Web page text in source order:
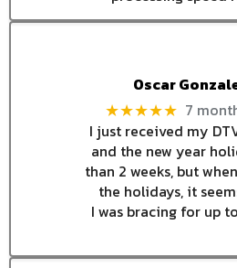
Oscar
★★★★★ 7
I just received my
and the new year
than 2 weeks, but
the holidays, it
I was bracing for up